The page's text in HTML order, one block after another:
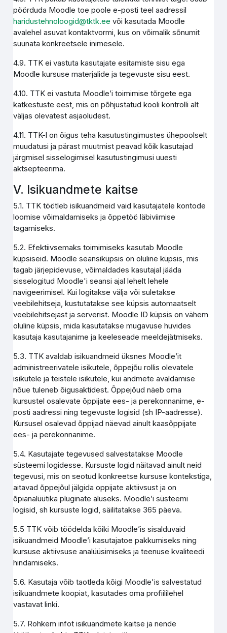
pöörduda Moodle toe poole e-posti teel aadressil
haridustehnoloogid@tktk.ee või kasutada Moodle
avalehel asuvat kontaktvormi, kus on võimalik sõnumit
suunata konkreetsele inimesele.
4.9. TTK ei vastuta kasutajate esitamiste sisu ega
Moodle kursuse materjalide ja tegevuste sisu eest.
4.10. TTK ei vastuta Moodle’i toimimise tõrgete ega
katkestuste eest, mis on põhjustatud kooli kontrolli alt
väljas olevatest asjaoludest.
4.11. TTK-l on õigus teha kasutustingimustes ühepoolselt
muudatusi ja pärast muutmist peavad kõik kasutajad
järgmisel sisselogimisel kasutustingimusi uuesti
aktsepteerima.
V. Isikuandmete kaitse
5.1. TTK töötleb isikuandmeid vaid kasutajatele kontode
loomise võimaldamiseks ja õppetöö läbiviimise
tagamiseks.
5.2. Efektiivsemaks toimimiseks kasutab Moodle
küpsiseid. Moodle seansiküpsis on oluline küpsis, mis
tagab järjepidevuse, võimaldades kasutajal jääda
sisselogitud Moodle'i seansi ajal lehelt lehele
navigeerimisel. Kui logitakse välja või suletakse
veebilehitseja, kustutatakse see küpsis automaatselt
veebilehitsejast ja serverist. Moodle ID küpsis on vähem
oluline küpsis, mida kasutatakse mugavuse huvides
kasutaja kasutajanime ja keeleseade meeldejätmiseks.
5.3. TTK avaldab isikuandmeid üksnes Moodle’it
administreerivatele isikutele, õppejõu rollis olevatele
isikutele ja teistele isikutele, kui andmete avaldamise
nõue tuleneb õigusaktidest. Õppejõud näeb oma
kursustel osalevate õppijate ees- ja perekonnanime, e-
posti aadressi ning tegevuste logisid (sh IP-aadresse).
Kursusel osalevad õppijad näevad ainult kaasõppijate
ees- ja perekonnanime.
5.4. Kasutajate tegevused salvestatakse Moodle
süsteemi logidesse. Kursuste logid näitavad ainult neid
tegevusi, mis on seotud konkreetse kursuse kontekstiga,
aitavad õppejõul jälgida oppijate aktiivsust ja on
õpianalüütika pluginate aluseks. Moodle’i süsteemi
logisid, sh kursuste logid, säilitatakse 365 päeva.
5.5 TTK võib töödelda kõiki Moodle’is sisalduvaid
isikuandmeid Moodle’i kasutajatoe pakkumiseks ning
kursuse aktiivsuse analüüsimiseks ja teenuse kvaliteedi
hindamiseks.
5.6. Kasutaja võib taotleda kõigi Moodle'is salvestatud
isikuandmete koopiat, kasutades oma profiililehel
vastavat linki.
5.7. Rohkem infot isikuandmete kaitse ja nende